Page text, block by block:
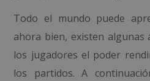
Todo el mundo puede
ahora bien, existen algunas
los jugadores el poder
los partidos. A